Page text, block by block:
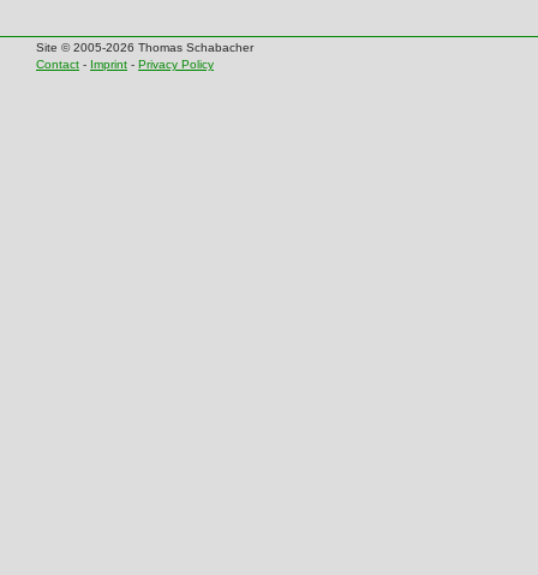
Site © 2005-2026 Thomas Schabacher
Contact - Imprint - Privacy Policy